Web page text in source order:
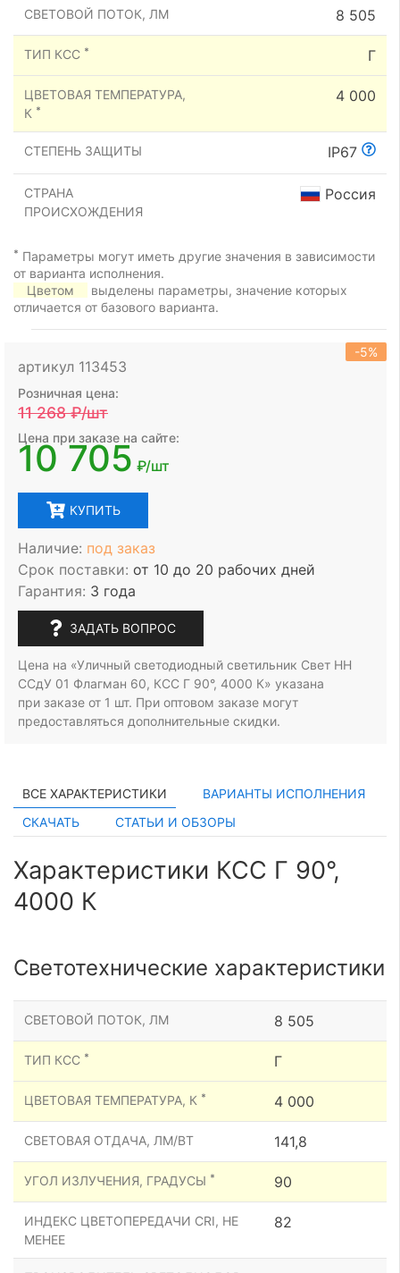
СВЕТОВОЙ ПОТОК, ЛМ 8 505
ТИП КСС * Г
ЦВЕТОВАЯ ТЕМПЕРАТУРА,
К *
4 000
СТЕПЕНЬ ЗАЩИТЫ IP67
СТРАНА
ПРОИСХОЖДЕНИЯ
Россия
* Параметры могут иметь другие значения в зависимости
от варианта исполнения.
Цветом
выделены параметры, значение которых
отличается от базового варианта.
артикул 113453
-5%
Розничная цена:
11 268₽/шт
Цена при заказе на сайте:
10 705 ₽/шт
КУПИТЬ
Наличие: под заказ
Срок поставки: от 10 до 20 рабочих дней
Гарантия: 3 года
ЗАДАТЬ ВОПРОС
Цена на «Уличный светодиодный светильник Свет НН
ССдУ 01 Флагман 60, КСС Г 90°, 4000 К» указана
при заказе от 1 шт. При оптовом заказе могут
предоставляться дополнительные скидки.
ВСЕ ХАРАКТЕРИСТИКИ
ВАРИАНТЫ ИСПОЛНЕНИЯ
СКАЧАТЬ
СТАТЬИ И ОБЗОРЫ
Характеристики КСС Г 90°,
4000 К
Светотехнические характеристики
СВЕТОВОЙ ПОТОК, ЛМ 8 505
ТИП КСС * Г
ЦВЕТОВАЯ ТЕМПЕРАТУРА, К * 4 000
СВЕТОВАЯ ОТДАЧА, ЛМ/ВТ 141,8
УГОЛ ИЗЛУЧЕНИЯ, ГРАДУСЫ * 90
ИНДЕКС ЦВЕТОПЕРЕДАЧИ CRI, НЕ
МЕНЕЕ
82